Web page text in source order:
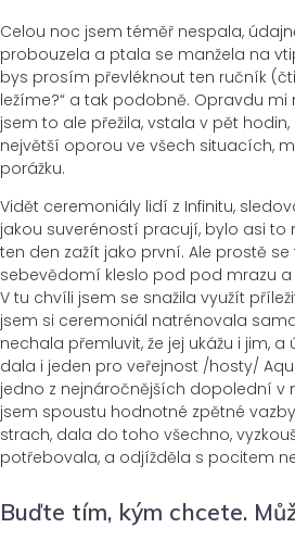
Celou noc jsem téměř nespala,
probouzela a ptala se manžela na
bys prosím převléknout ten ručník
ležíme?“ a tak podobně. Opravdu
jsem to ale přežila, vstala v pět
největší oporou ve všech situacích,
porážku.
Vidět ceremoniály lidí z Infinitu,
jakou suveréností pracují, bylo asi to
ten den zažít jako první. Ale prostě
sebevědomí kleslo pod pod mrazu
V tu chvíli jsem se snažila využít
jsem si ceremoniál natrénovala
nechala přemluvit, že jej ukážu i jim,
dala i jeden pro veřejnost /hosty/
jedno z nejnáročnějších dopolední v
jsem spoustu hodnotné zpětné
strach, dala do toho všechno,
potřebovala, a odjížděla s pocitem
Buďte tím, kým chcete.